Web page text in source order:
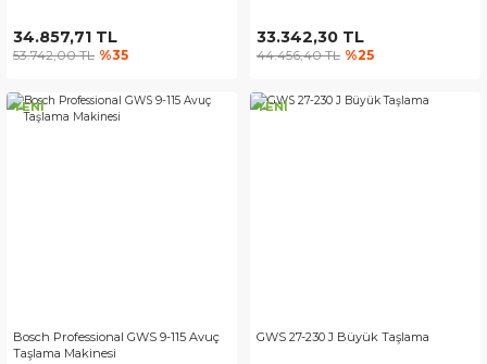
34.857,71 TL
53.742,00 TL %35
33.342,30 TL
44.456,40 TL %25
YENİ
Bosch Professional GWS 9-115 Avuç
Taşlama Makinesi
YENİ
GWS 27-230 J Büyük Taşlama